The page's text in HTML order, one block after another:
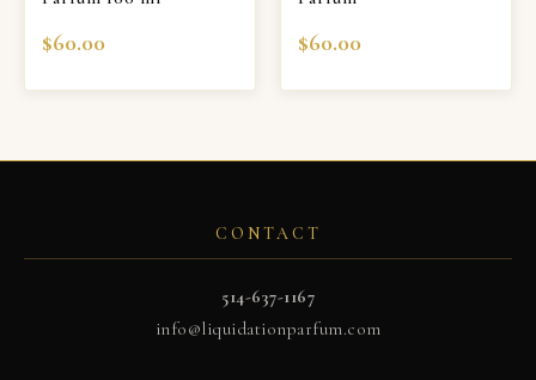
$60.00 $60.00
CONTACT
514-637-1167
info@liquidationparfum.com